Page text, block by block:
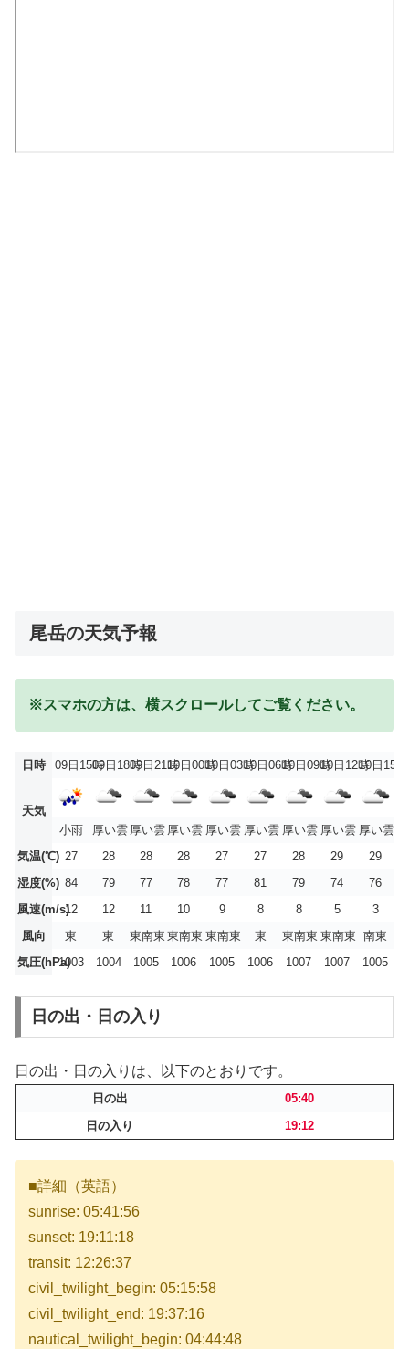
尾岳の天気予報
※スマホの方は、横スクロールしてご覧ください。
日時 09日15時09日18時09日21時10日00時10日03時10日06時10日09時10日12時10日15時
天気
小雨
厚い雲 厚い雲 厚い雲 厚い雲 厚い雲 厚い雲 厚い雲 厚い雲
気温(℃) 27 28 28 28 27 27 28 29
29
湿度(%) 84 79 77 78 77 81 79 74
76
風速(m/s)12 12 11 10 9 8 8 5
3
風向
東 東 東南東 東南東 東南東 東 東南東 東南東 南東
気圧(hPa)1003 1004 1005 1006 1005 1006 1007 1007 1005
日の出・日の入り
日の出・日の入りは、以下のとおりです。
日の出
05:40
日の入り
19:12
■詳細（英語）
sunrise: 05:41:56
sunset: 19:11:18
transit: 12:26:37
civil_twilight_begin: 05:15:58
civil_twilight_end: 19:37:16
nautical_twilight_begin: 04:44:48